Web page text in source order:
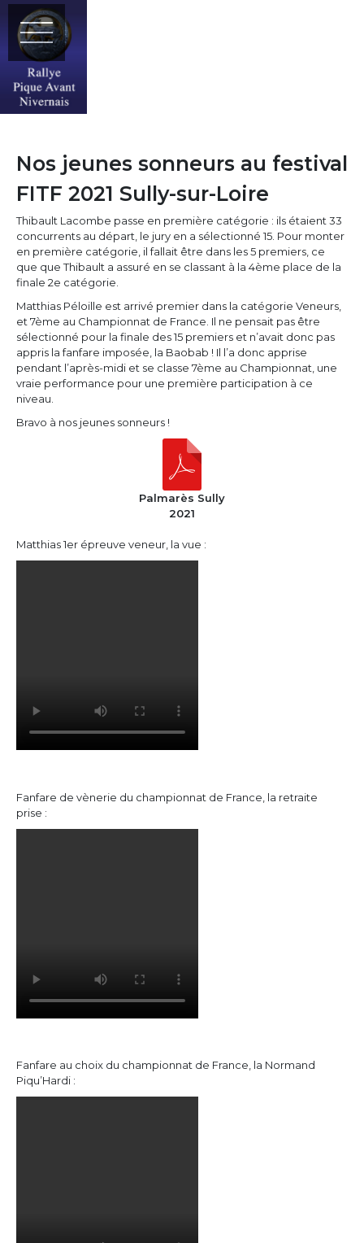
Nos jeunes sonneurs au festival
FITF 2021 Sully-sur-Loire
Thibault Lacombe passe en première catégorie : ils étaient 33
concurrents au départ, le jury en a sélectionné 15. Pour monter
en première catégorie, il fallait être dans les 5 premiers, ce
que que Thibault a assuré en se classant à la 4ème place de la
finale 2e catégorie.
Matthias Péloille est arrivé premier dans la catégorie Veneurs,
et 7ème au Championnat de France. Il ne pensait pas être
sélectionné pour la finale des 15 premiers et n’avait donc pas
appris la fanfare imposée, la Baobab ! Il l’a donc apprise
pendant l’après-midi et se classe 7ème au Championnat, une
vraie performance pour une première participation à ce
niveau.
Bravo à nos jeunes sonneurs !
Palmarès Sully
2021
Matthias 1er épreuve veneur, la vue :
Fanfare de vènerie du championnat de France, la retraite
prise :
Fanfare au choix du championnat de France, la Normand
Piqu’Hardi :